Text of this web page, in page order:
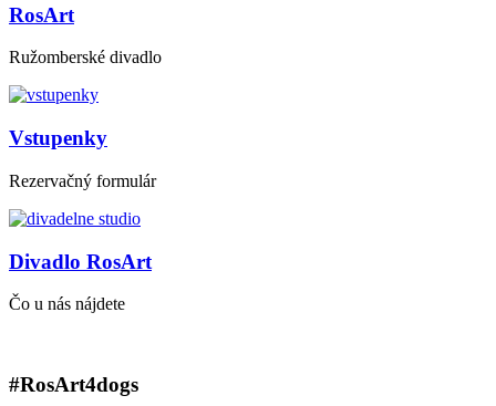
RosArt
Ružomberské divadlo
Vstupenky
Rezervačný formulár
Divadlo RosArt
Čo u nás nájdete
#RosArt4dogs